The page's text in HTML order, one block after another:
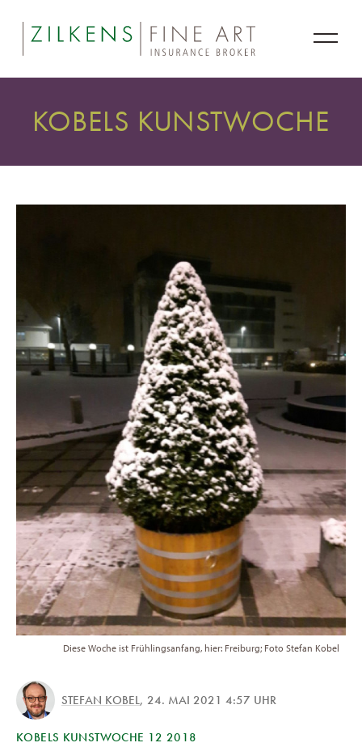
KOBELS KUNSTWOCHE
Diese Woche ist Frühlingsanfang, hier: Freiburg; Foto Stefan Kobel
STEFAN KOBEL, 24. MAI 2021 4:57 UHR
KOBELS KUNSTWOCHE 12 2018